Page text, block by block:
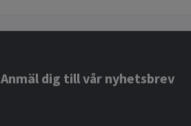
Anmäl dig till vår nyhetsbrev